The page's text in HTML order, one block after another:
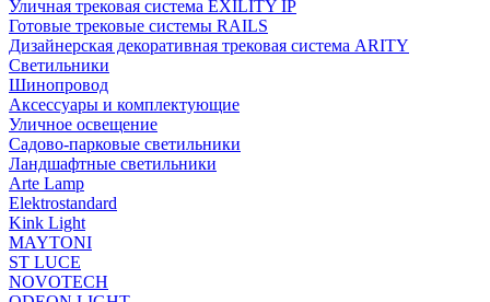
Уличная трековая система EXILITY IP
Готовые трековые системы RAILS
Дизайнерская декоративная трековая система ARITY
Светильники
Шинопровод
Аксессуары и комплектующие
Уличное освещение
Садово-парковые светильники
Ландшафтные светильники
Arte Lamp
Elektrostandard
Kink Light
MAYTONI
ST LUCE
NOVOTECH